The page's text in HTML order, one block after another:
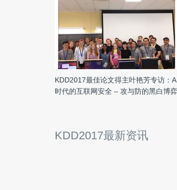
KDD2017最佳论文得主叶艳芳专访：
时代的互联网安全 – 攻与防的黑白博弈
KDD2017最新资讯